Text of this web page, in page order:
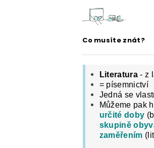
ČESKÝ JAZYK PRO
O NAŠICH
Co musíte znát?
Literatura- z
= písemnictví
Jedná se
Můžeme pak
určité doby
skupině
zaměřením